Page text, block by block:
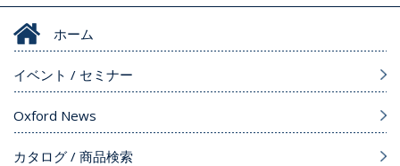
ホーム
イベント / セミナー
Oxford News
カタログ / 商品検索